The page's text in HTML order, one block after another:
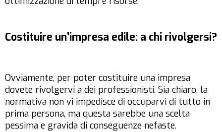
Costituire un’impresa edile: a chi rivolgersi?
Ovviamente, per poter costituire una impresa
dovete rivolgervi a dei professionisti. Sia chiaro, la
normativa non vi impedisce di occuparvi di tutto in
prima persona, ma questa sarebbe una scelta
pessima e gravida di conseguenze nefaste.